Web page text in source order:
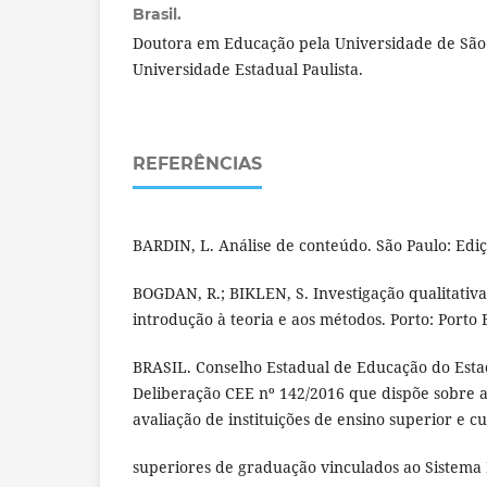
Brasil.
Doutora em Educação pela Universidade de
Universidade Estadual Paulista.
REFERÊNCIAS
BARDIN, L. Análise de conteúdo. São Paulo:
BOGDAN, R.; BIKLEN, S. Investigação
introdução à teoria e aos métodos. Porto: Porto
BRASIL. Conselho Estadual de Educação do
Deliberação CEE nº 142/2016 que dispõe sobre
avaliação de instituições de ensino superior e
superiores de graduação vinculados ao